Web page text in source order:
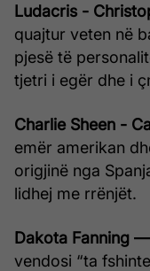
Ludacris -
quajtur veten në
pjesë të
tjetri i egër dhe i
Charlie Sheen -
emër amerikan
origjinë nga
lidhej me rrënjët.
Dakota Fanning
vendosi “ta